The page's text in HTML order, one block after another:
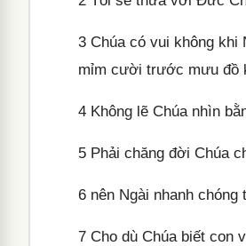
3 Chúa có vui không khi
mỉm cười trước mưu đồ
4 Không lẽ Chúa nhìn
5 Phải chăng đời Chúa
6 nên Ngài nhanh
7 Cho dù Chúa biết con